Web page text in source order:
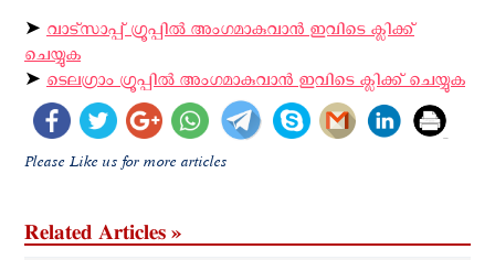
➤ വാട്സാപ്പ് ഗ്രൂപ്പിൽ അംഗമാകുവാൻ ഇവിടെ ക്ലിക്ക്
ചെയ്യുക
➤ ടെലഗ്രാം ഗ്രൂപ്പിൽ അംഗമാകുവാൻ ഇവിടെ ക്ലിക്ക് ചെയ്യുക
Please Like us for more articles
Related Articles »